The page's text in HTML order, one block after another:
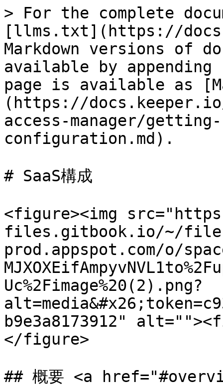
> For the complete
[llms.txt](https://
Markdown versions of
available by
page is available as
(https://
access-manager/
configuration.md).
# SaaS構成
<figure><img
files.gitbook.io/~/
prod.appspot.com/o/
Uc%2Fimage%20(2).png?
b9e3a8173912"
</figure>
## 概要 <a